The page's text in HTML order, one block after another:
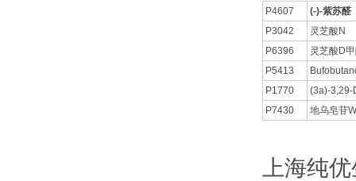
P4607
(-)-紫苏醛
P3042
灵芝酸N
P6396
灵芝酸D
P5413
P1770
(3a)-3,29-
P7430
地乌皂苷
上海纯